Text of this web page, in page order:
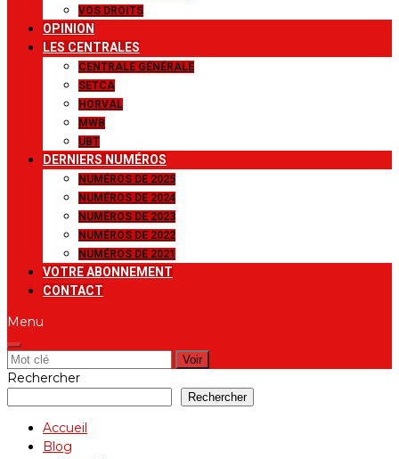
VOS DROITS
OPINION
LES CENTRALES
CENTRALE GÉNÉRALE
SETCA
HORVAL
MWB
UBT
DERNIERS NUMÉROS
NUMÉROS DE 2025
NUMÉROS DE 2024
NUMÉROS DE 2023
NUMÉROS DE 2022
NUMÉROS DE 2021
VOTRE ABONNEMENT
CONTACT
Menu
Rechercher:
Rechercher
Rechercher
Accueil
Blog